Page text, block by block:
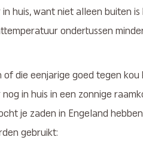
huis, want niet alleen buiten is
ondertussen
die eenjarige goed tegen kou
in huis in een zonnige
je zaden in Engeland hebben
gebruikt: